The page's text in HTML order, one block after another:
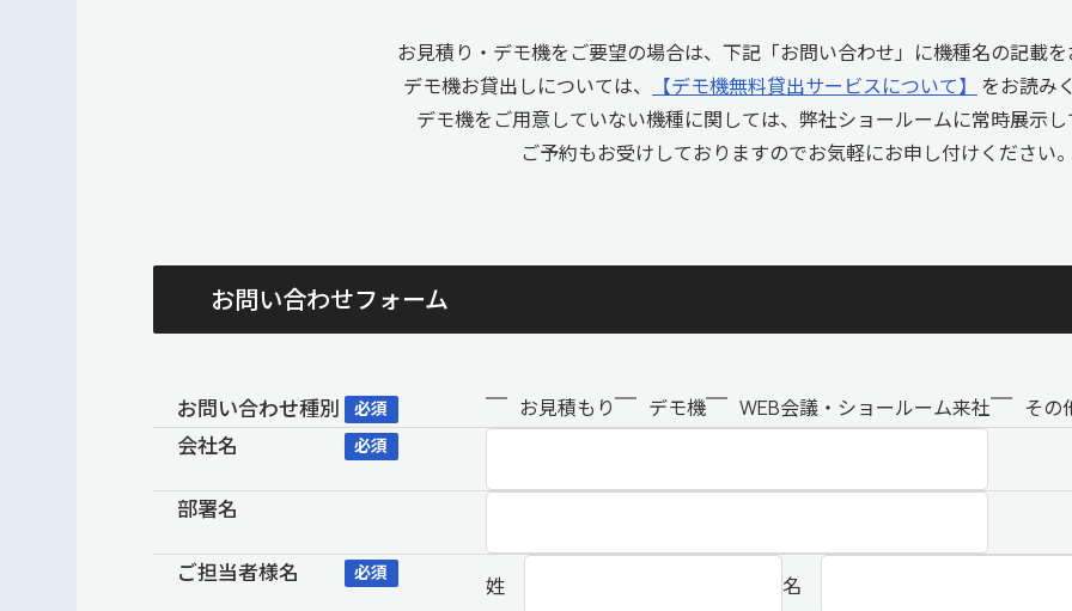
お見積り・デモ機をご要望の場合は、下記「お問い合わせ」に機種名の記載
デモ機お貸出しについては、
【デモ機無料貸出サービスについて】
をお読み
デモ機をご用意していない機種に関しては、弊社ショールームに常時展示し
ご予約もお受けしておりますのでお気軽にお申し付けください
お問い合わせフォーム
お問い合わせ種別 必須 お見積もり デモ機 WEB会議・ショールーム来社 その
会社名 必須
部署名
ご担当者様名 必須
姓 名